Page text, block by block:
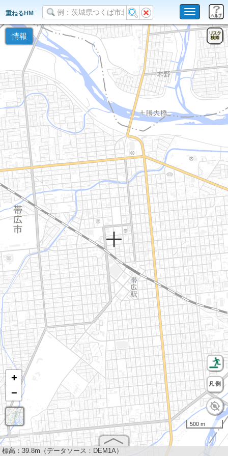
Toggle
navigation
重ねるHM
情報
+
−
500 m
標高： 39.8m（データソース：DEM1A）